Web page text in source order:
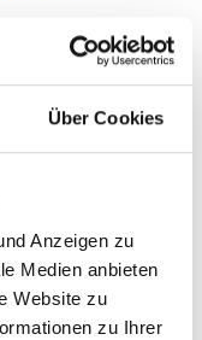
Über Cookies
Anzeigen zu
Medien anbieten
Website zu
zu Ihrer
diversi.
zinco-
Protekt, KTL,
o Torque 'N'
e la
soprattutto per